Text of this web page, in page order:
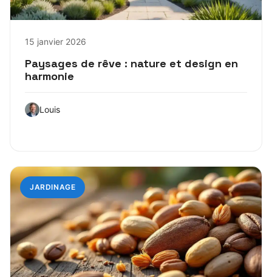
15 janvier 2026
Paysages de rêve : nature et design en
harmonie
Louis
JARDINAGE